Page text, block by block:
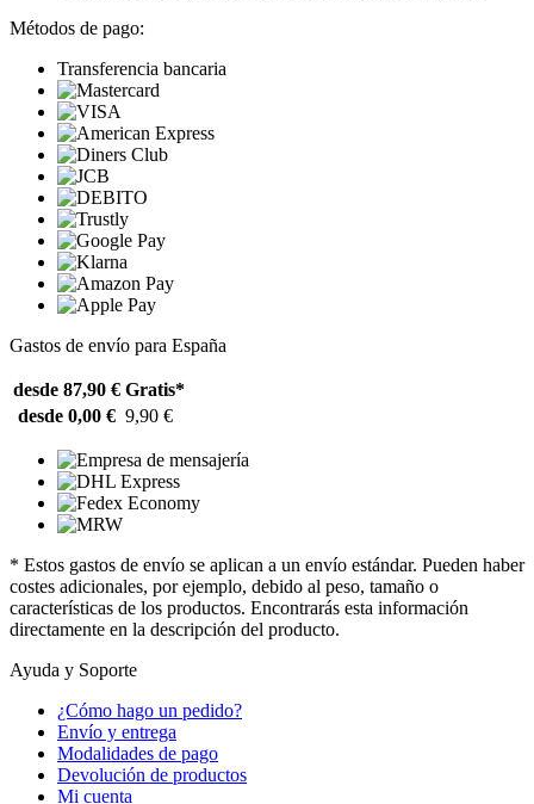
Métodos de pago:
Transferencia bancaria
Gastos de envío para España
desde 87,90 € Gratis*
desde 0,00 € 9,90 €
* Estos gastos de envío se aplican a un envío estándar. Pueden haber
costes adicionales, por ejemplo, debido al peso, tamaño o
características de los productos. Encontrarás esta información
directamente en la descripción del producto.
Ayuda y Soporte
¿Cómo hago un pedido?
Envío y entrega
Modalidades de pago
Devolución de productos
Mi cuenta